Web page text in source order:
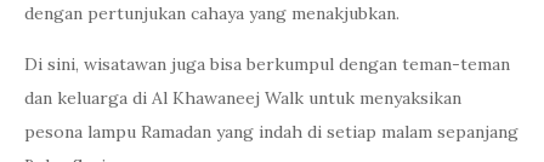
dengan pertunjukan cahaya yang menakjubkan.
Di sini, wisatawan juga bisa berkumpul dengan teman-teman
dan keluarga di Al Khawaneej Walk untuk menyaksikan
pesona lampu Ramadan yang indah di setiap malam sepanjang